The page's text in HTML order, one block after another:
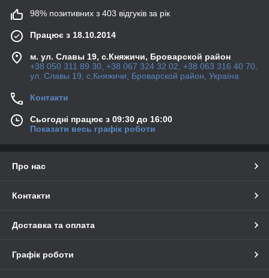
98% позитивних з 403 відгуків за рік
Працює з 18.10.2014
м. ул. Славы 19, с.Княжичи, Броварской район
+38 050 311 89 30, +38 067 324 32 02, +38 063 316 40 70,
ул. Славы 19, с.Княжичи, Броварской район, Україна
Контакти
Сьогодні працює з 09:30 до 16:00
Показати весь графік роботи
Про нас
Контакти
Доставка та оплата
Графік роботи